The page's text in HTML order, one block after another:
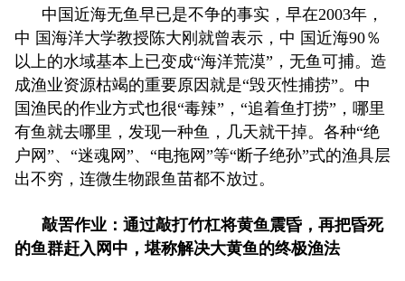
中国近海无鱼早已是不争的事实，早在2003年，
中 国海洋大学教授陈大刚就曾表示，中 国近海90％
以上的水域基本上已变成“海洋荒漠”，无鱼可捕。造
成渔业资源枯竭的重要原因就是“毁灭性捕捞”。中
国渔民的作业方式也很“毒辣”，“追着鱼打捞”，哪里
有鱼就去哪里，发现一种鱼，几天就干掉。各种“绝
户网”、“迷魂网”、“电拖网”等“断子绝孙”式的渔具层
出不穷，连微生物跟鱼苗都不放过。
敲罟作业：通过敲打竹杠将黄鱼震昏，再把昏死
的鱼群赶入网中，堪称解决大黄鱼的终极渔法